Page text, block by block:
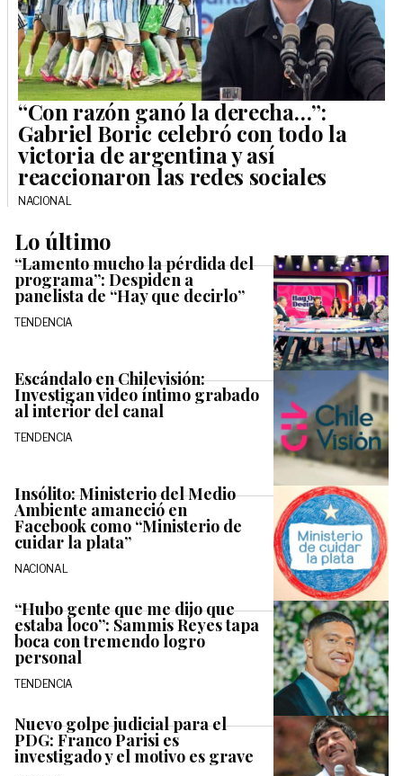
“Con razón ganó la derecha…”:
Gabriel Boric celebró con todo la
victoria de argentina y así
reaccionaron las redes sociales
NACIONAL
Lo último
“Lamento mucho la pérdida del
programa”: Despiden a
panelista de “Hay que decirlo”
TENDENCIA
Escándalo en Chilevisión:
Investigan video íntimo grabado
al interior del canal
TENDENCIA
Insólito: Ministerio del Medio
Ambiente amaneció en
Facebook como “Ministerio de
cuidar la plata”
NACIONAL
“Hubo gente que me dijo que
estaba loco”: Sammis Reyes tapa
boca con tremendo logro
personal
TENDENCIA
Nuevo golpe judicial para el
PDG: Franco Parisi es
investigado y el motivo es grave